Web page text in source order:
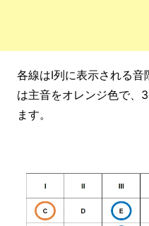
各線はI列に表示される音
は主音をオレンジ色で、
ます。